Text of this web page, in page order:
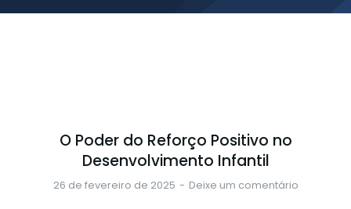
O Poder do Reforço Positivo no
Desenvolvimento Infantil
26 de fevereiro de 2025 Deixe um comentário